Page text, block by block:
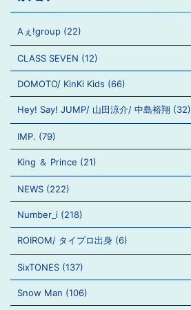
Aぇ!group (22)
CLASS SEVEN (12)
DOMOTO/ KinKi Kids (66)
Hey! Say! JUMP/ 山田涼介/ 中島裕翔 (32)
IMP. (79)
King ＆ Prince (21)
NEWS (222)
Number_i (218)
ROIROM/ タイプロ出身 (6)
SixTONES (137)
Snow Man (106)